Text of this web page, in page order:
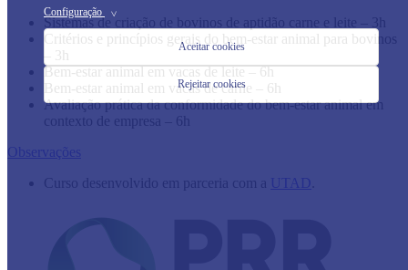
Configuração
>
Aceitar cookies
Rejeitar cookies
Sistemas de criação de bovinos de aptidão carne e leite – 3h
Critérios e princípios gerais do bem-estar animal para bovinos
– 3h
Bem-estar animal em vacas de leite – 6h
Bem-estar animal em vacas de carne – 6h
Avaliação prática da conformidade do bem-estar animal em
contexto de empresa – 6h
Observações
​Curso desenvolvido em parceria com a UTAD